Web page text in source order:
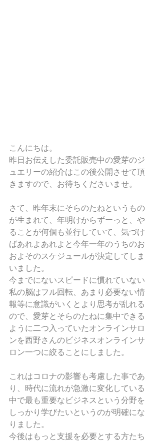
こんにちは。
昨日お伝えした委託販売中の愛芽のジ
ュエリーの紹介はこの後公開させて頂
きますので、お待ちくださいませ。
さて、昨年末にそらのたねというもの
が生まれて、年明けからずーっと、や
ることが何個も並行していて、気づけ
ばあれよあれよと今年一年のうちのお
およそのスケジュールが決定してしま
いました。
今までにないスピードに慣れていない
私の脳はフル回転、あまり必要ない情
報等に意識がいくとより思考が乱れる
ので、愛芽とそらのたねに集中できる
ように二つ入っていたオンラインサロ
ンを西野さんのビジネスオンラインサ
ロン一つに絞ることにしました。
これはコロナの影響も考慮した事であ
り、時代に流れが急激に変化している
中で最も重要なビジネスという分野を
しっかり学びたいというのが明確にな
りました。
今後はもっと支援を必要とする方たち